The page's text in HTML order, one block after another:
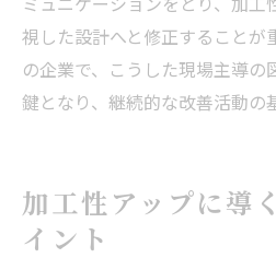
視した設計へと修正することが
の企業で、こうした現場主導の
鍵となり、継続的な改善活動の
加工性アップに導
イント